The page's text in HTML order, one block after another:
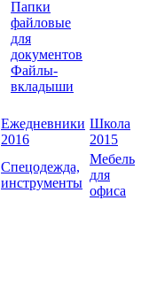
Папки
файловые
для
документов
Файлы-
вкладыши
Ежедневники
2016
Школа
2015
Спецодежда,
инструменты
Мебель
для
офиса